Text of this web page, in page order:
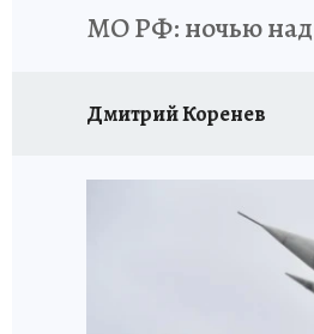
МО РФ: ночью
Дмитрий Коренев